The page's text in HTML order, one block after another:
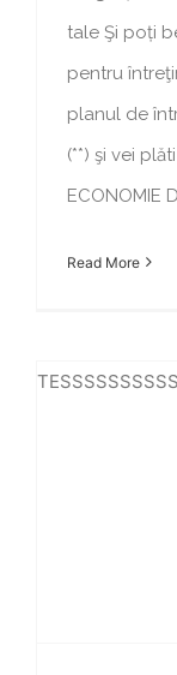
tale Şi poți
pentru
planul de
(**) şi vei
ECONOMIE
Read More